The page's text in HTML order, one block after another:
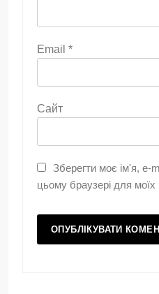
Email *
Сайт
Зберегти моє ім'я, e-
цьому браузері для